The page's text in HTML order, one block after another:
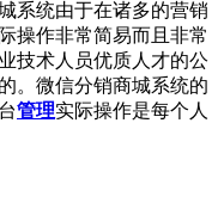
系统由于在诸多的营销
操作非常简易而且非常
技术人员优质人才的公
。微信分销商城系统的
管理实际操作是每个人